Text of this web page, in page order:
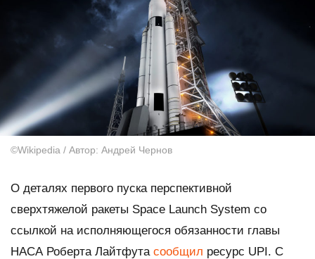
©Wikipedia / Автор: Андрей Чернов
О деталях первого пуска перспективной
сверхтяжелой ракеты Space Launch System со
ссылкой на исполняющегося обязанности главы
НАСА Роберта Лайтфута сообщил ресурс UPI. С